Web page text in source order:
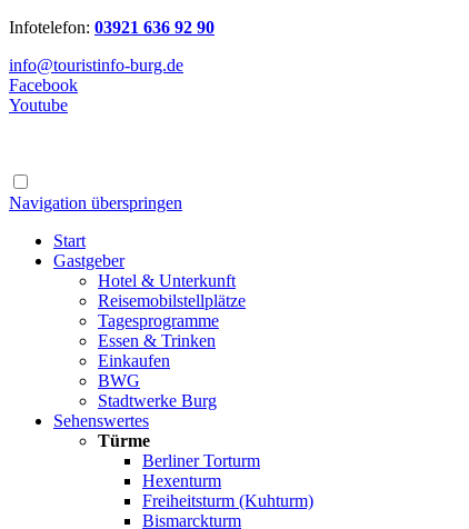
Infotelefon: 03921 636 92 90
info@touristinfo-burg.de
Facebook
Youtube
Navigation überspringen
Start
Gastgeber
Hotel & Unterkunft
Reisemobilstellplätze
Tagesprogramme
Essen & Trinken
Einkaufen
BWG
Stadtwerke Burg
Sehenswertes
Türme
Berliner Torturm
Hexenturm
Freiheitsturm (Kuhturm)
Bismarckturm